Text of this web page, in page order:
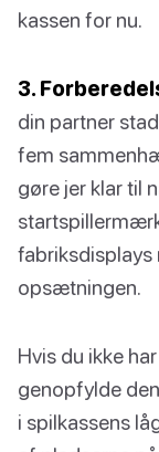
kassen for nu.
3.
din partner
fem
gøre jer klar til
fabriksdisplays
opsætningen.
Hvis du ikke
genopfylde
i spilkassens